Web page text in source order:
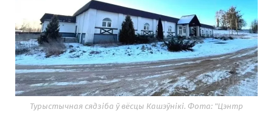
Турыстычная сядзіба ў вёсцы Кашэўнікі. Фота: "Цэнтр